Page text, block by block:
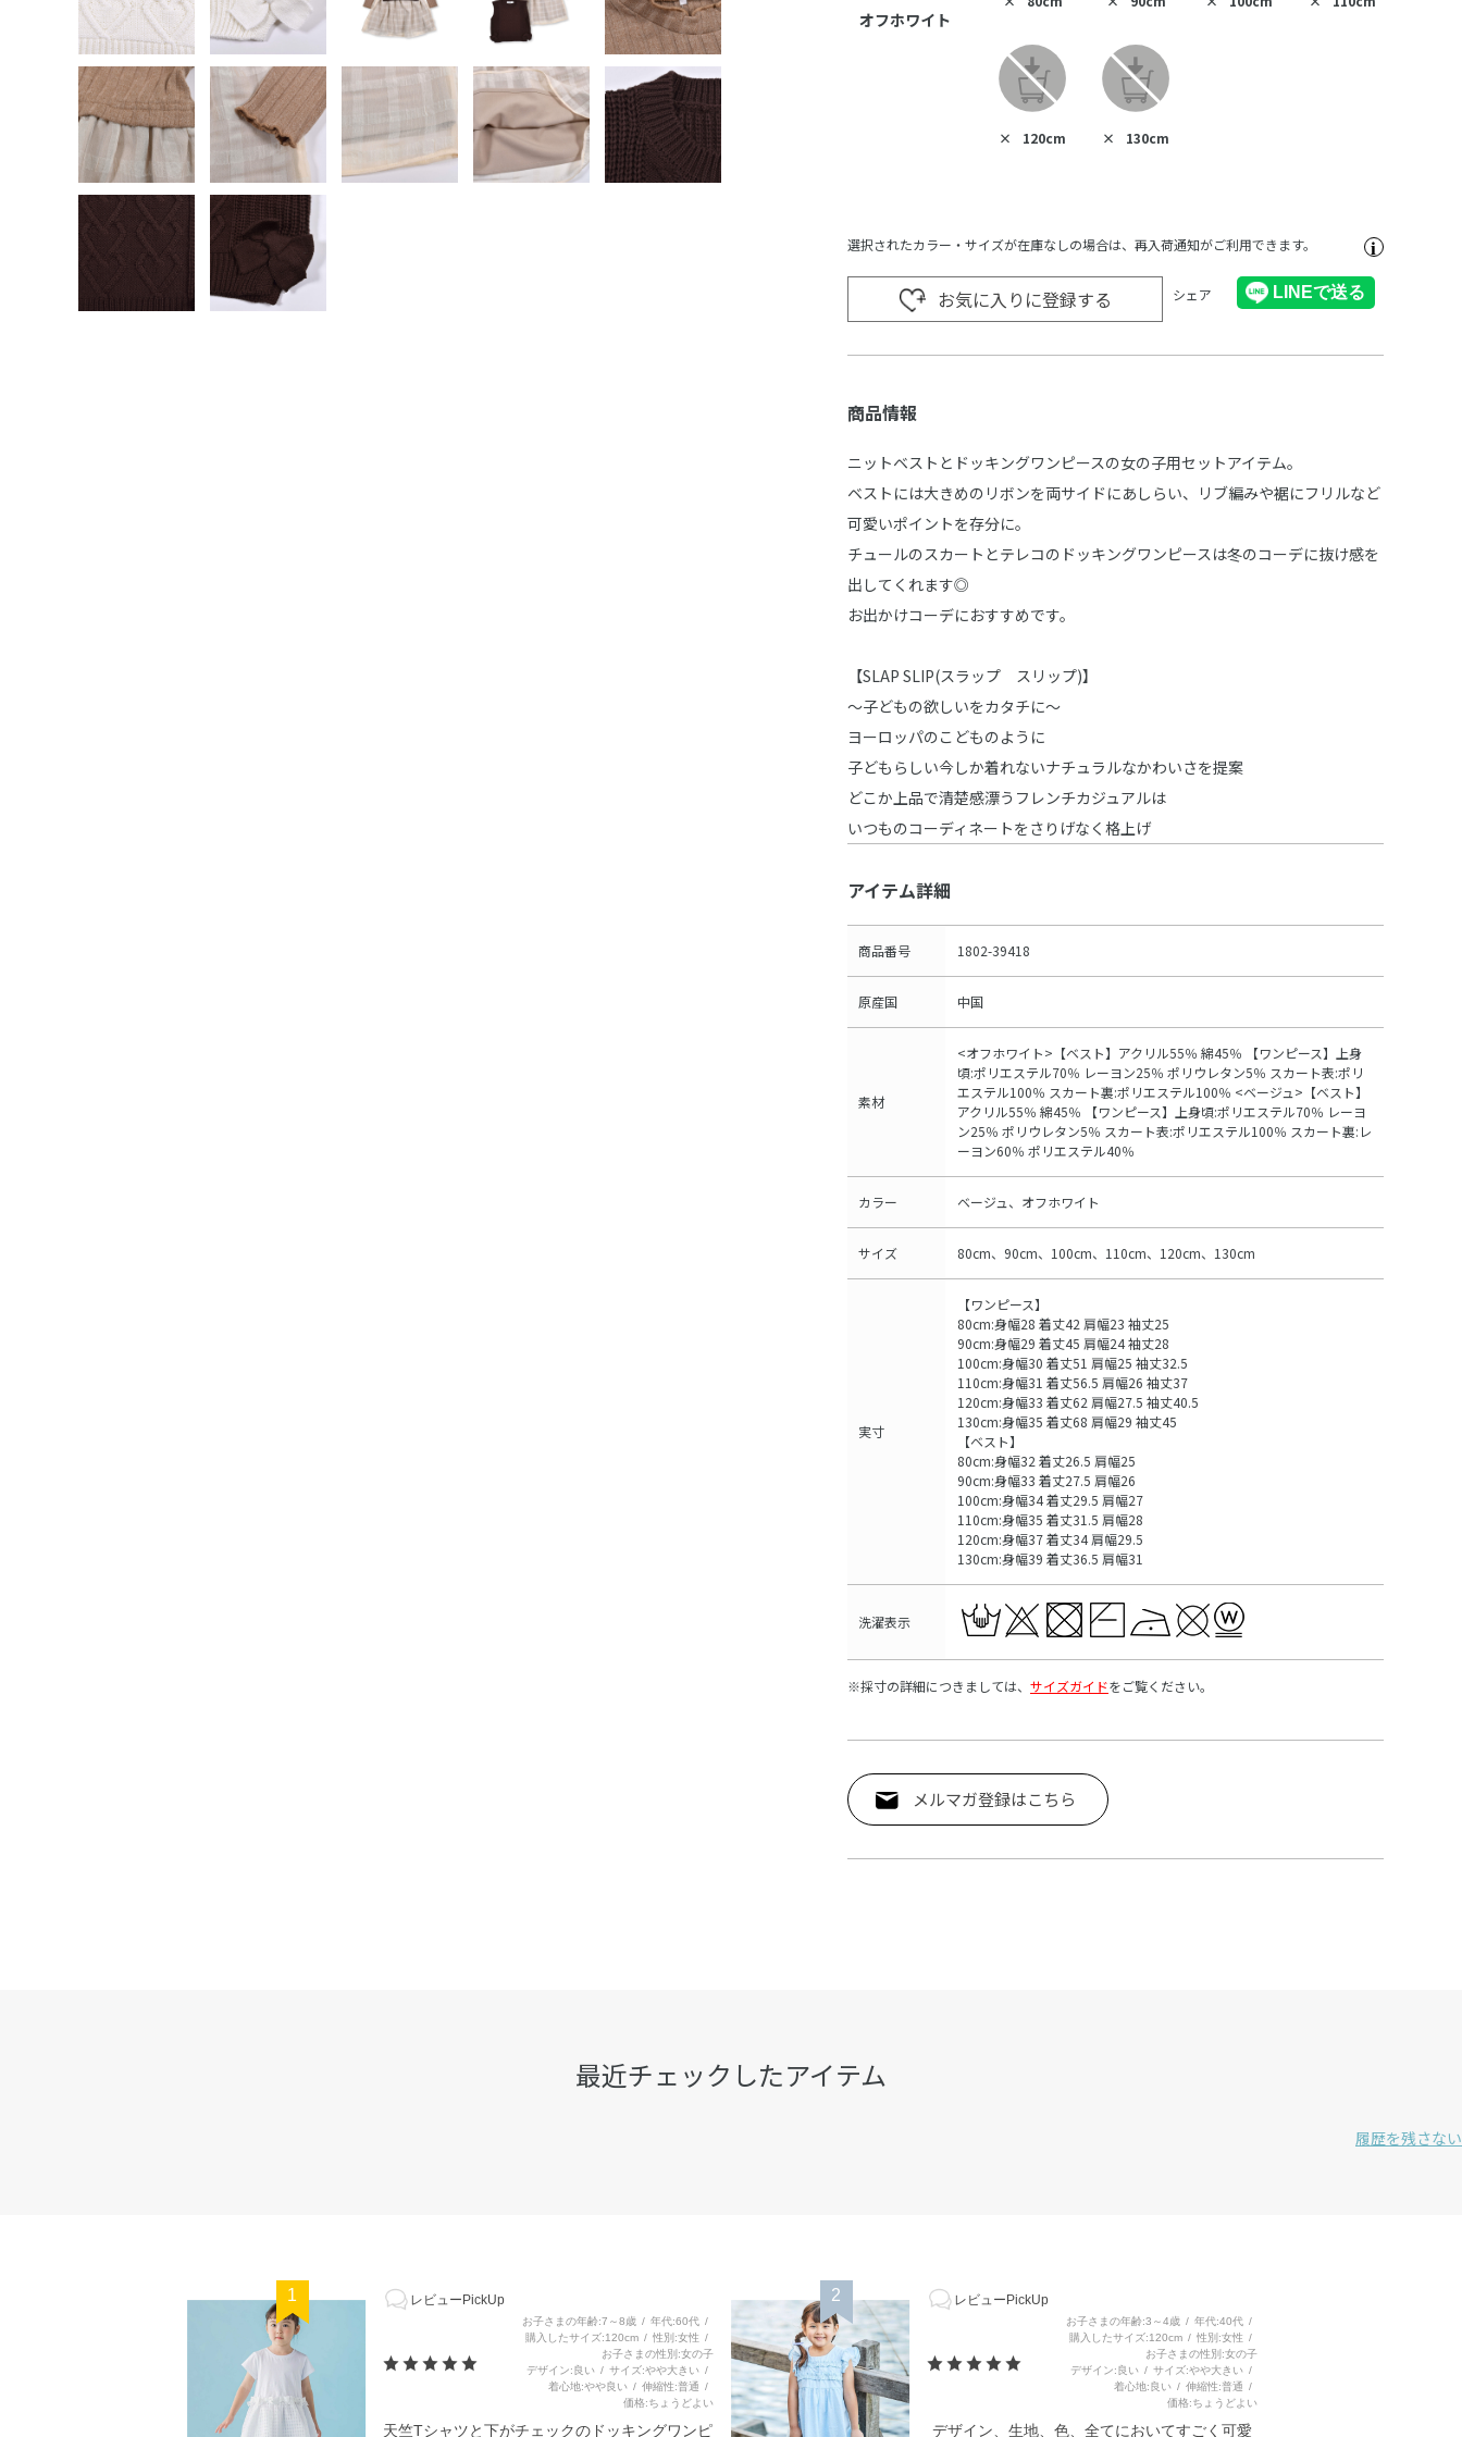
オフホワイト
× 120cm × 130cm
選択されたカラー・サイズが在庫なしの場合は、再入荷通知がご利用できます。
お気に入りに登録する シェア
商品情報
ニットベストとドッキングワンピースの女の子用セットアイテム。
ベストには大きめのリボンを両サイドにあしらい、リブ編みや裾にフリルなど
可愛いポイントを存分に。
チュールのスカートとテレコのドッキングワンピースは冬のコーデに抜け感を
出してくれます◎
お出かけコーデにおすすめです。
【SLAP SLIP(スラップ スリップ)】
～子どもの欲しいをカタチに～
ヨーロッパのこどものように
子どもらしい今しか着れないナチュラルなかわいさを提案
どこか上品で清楚感漂うフレンチカジュアルは
いつものコーディネートをさりげなく格上げ
アイテム詳細
商品番号 1802-39418
原産国 中国
素材
<オフホワイト>【ベスト】アクリル55％ 綿45％ 【ワンピース】上身
頃:ポリエステル70％ レーヨン25％ ポリウレタン5％ スカート表:ポリ
エステル100％ スカート裏:ポリエステル100％ <ベージュ>【ベスト】
アクリル55％ 綿45％ 【ワンピース】上身頃:ポリエステル70％ レーヨ
ン25％ ポリウレタン5％ スカート表:ポリエステル100％ スカート裏:レ
ーヨン60％ ポリエステル40％
カラー ベージュ、オフホワイト
サイズ 80cm、90cm、100cm、110cm、120cm、130cm
実寸
【ワンピース】
80cm:身幅28 着丈42 肩幅23 袖丈25
90cm:身幅29 着丈45 肩幅24 袖丈28
100cm:身幅30 着丈51 肩幅25 袖丈32.5
110cm:身幅31 着丈56.5 肩幅26 袖丈37
120cm:身幅33 着丈62 肩幅27.5 袖丈40.5
130cm:身幅35 着丈68 肩幅29 袖丈45
【ベスト】
80cm:身幅32 着丈26.5 肩幅25
90cm:身幅33 着丈27.5 肩幅26
100cm:身幅34 着丈29.5 肩幅27
110cm:身幅35 着丈31.5 肩幅28
120cm:身幅37 着丈34 肩幅29.5
130cm:身幅39 着丈36.5 肩幅31
洗濯表示
※採寸の詳細につきましては、 サイズガイドをご覧ください。
メルマガ登録はこちら
最近チェックしたアイテム
履歴を残さない
1 レビューPickUp
お子さまの年齢 7～8歳 年代 60代
購入したサイズ 120cm 性別 女性
お子さまの性別 女の子
デザイン 良い サイズ やや大きい
着心地 やや良い 伸縮性 普通
価格 ちょうどよい
天竺Tシャツと下がチェックのドッキングワンピ
2 レビューPickUp
お子さまの年齢 3～4歳 年代 40代
購入したサイズ 120cm 性別 女性
お子さまの性別 女の子
デザイン 良い サイズ やや大きい
着心地 良い 伸縮性 普通
価格 ちょうどよい
デザイン、生地、色、全てにおいてすごく可愛